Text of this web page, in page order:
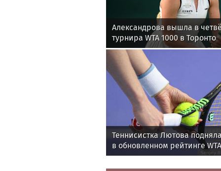
Александрова вышла в
турнира WTA 1000 в Торонто
Теннисистка Лютова
в обновленном рейтинге WTA